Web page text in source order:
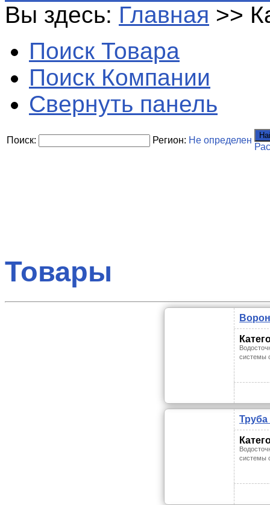
Вы здесь: Главная >>
Поиск Товара
Поиск Компании
Свернуть панель
Поиск: Регион: Не определен
Товары
системы
системы